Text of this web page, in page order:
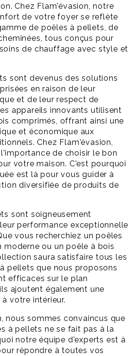
Chez Flam'évasion, notre
de votre foyer se reflète
de poêles à pellets, de
tous conçus pour
de chauffage avec style et
sont devenus des solutions
en raison de leur
et de leur respect de
appareils innovants utilisent
comprimés, offrant ainsi une
et économique aux
Chez Flam'évasion,
de choisir le bon
votre maison. C'est pourquoi
est là pour vous guider à
diversifiée de produits de
sont soigneusement
performance exceptionnelle
vous recherchiez un poêles
moderne ou un poêle à bois
saura satisfaire tous les
pellets que nous proposons
efficaces sur le plan
ajoutent également une
votre intérieur.
nous sommes convaincus que
à pellets ne se fait pas à la
notre équipe d'experts est à
répondre à toutes vos